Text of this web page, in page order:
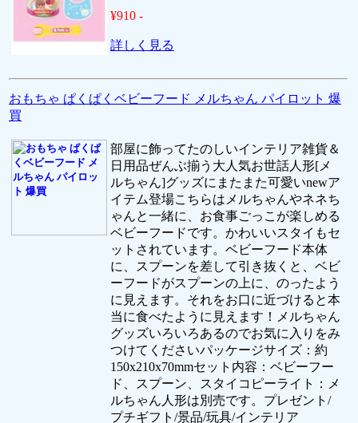
¥910 -
詳しく見る
おもちゃ ぱくぱくベビーフード メルちゃん パイロット 爆
買
部屋に飾ってたのしいインテリア雑貨＆
日用品ぜんぶ揃う大人気お世話人形[メ
ルちゃん]グッズにまたまた可愛いnewア
イテム登場こちらはメルちゃんやネネち
ゃんと一緒に、お食事ごっこが楽しめる
ベビーフードです。かわいいスタイもセ
ットされています。ベビーフード本体
に、スプーンを差して引き抜くと、ベビ
ーフードがスプーンの上に、のったよう
に見えます。それをお口に近づけると本
当に食べたように見えます！メルちゃん
グッズいろいろあるのでお気に入りをみ
つけてくださいパッケージサイズ：約
150x210x70mmセット内容：ベビーフー
ド、スプーン、スタイコピーライト：メ
ルちゃん人形は別売です。プレゼント/
プチギフト/景品/玩具/インテリア